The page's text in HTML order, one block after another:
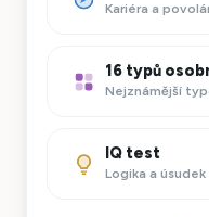
Kariéra a
16 typů
Nejznámější
IQ test
Logika a